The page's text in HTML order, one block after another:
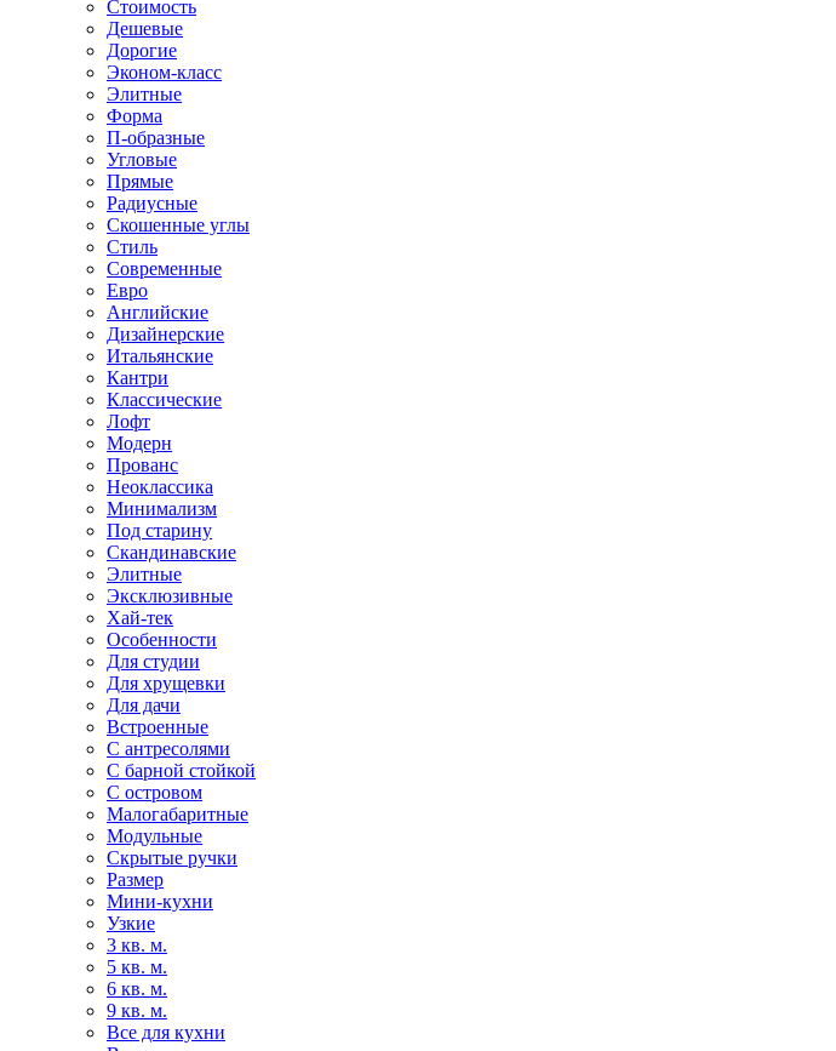
Стоимость
Дешевые
Дорогие
Эконом-класс
Элитные
Форма
П-образные
Угловые
Прямые
Радиусные
Скошенные углы
Стиль
Современные
Евро
Английские
Дизайнерские
Итальянские
Кантри
Классические
Лофт
Модерн
Прованс
Неоклассика
Минимализм
Под старину
Скандинавские
Элитные
Эксклюзивные
Хай-тек
Особенности
Для студии
Для хрущевки
Для дачи
Встроенные
С антресолями
С барной стойкой
С островом
Малогабаритные
Модульные
Скрытые ручки
Размер
Мини-кухни
Узкие
3 кв. м.
5 кв. м.
6 кв. м.
9 кв. м.
Все для кухни